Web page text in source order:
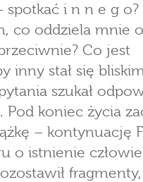
spotkać i n n e g o?
co oddziela mnie
Co jest
inny stał się
szukał
Pod koniec życia
– kontynuację
o istnienie